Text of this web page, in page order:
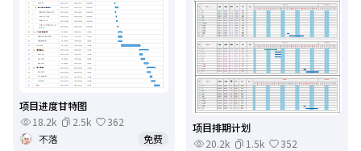
项目排期计划
20.2k
1.5k
352
项目进度甘特图
18.2k
2.5k
362
不落
免费